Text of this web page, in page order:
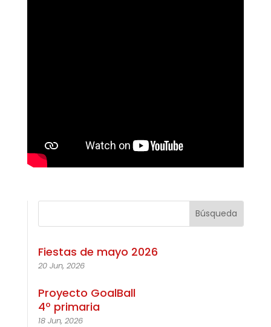
Fiestas de mayo 2026
20 Jun, 2026
Proyecto GoalBall
4º primaria
18 Jun, 2026